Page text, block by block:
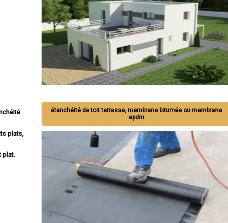
étanchéité de toit terrasse, membrane bitumée ou membrane
epdm
plats,
plat.